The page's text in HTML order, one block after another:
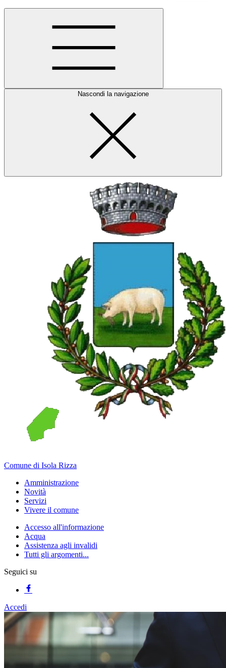
Nascondi la navigazione
Comune di Isola Rizza
Amministrazione
Novità
Servizi
Vivere il comune
Accesso all'informazione
Acqua
Assistenza agli invalidi
Tutti gli argomenti...
Seguici su
Accedi